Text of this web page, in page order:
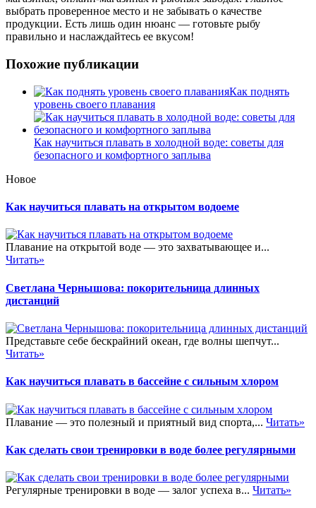
выбрать проверенное место и не забывать о качестве
продукции. Есть лишь один нюанс — готовьте рыбу
правильно и наслаждайтесь ее вкусом!
Похожие публикации
Как поднять
уровень своего плавания
Как научиться плавать в холодной воде: советы для
безопасного и комфортного заплыва
Новое
Как научиться плавать на открытом водоеме
Плавание на открытой воде — это захватывающее и...
Читать»
Светлана Чернышова: покорительница длинных
дистанций
Представьте себе бескрайний океан, где волны шепчут...
Читать»
Как научиться плавать в бассейне с сильным хлором
Плавание — это полезный и приятный вид спорта,... Читать»
Как сделать свои тренировки в воде более регулярными
Регулярные тренировки в воде — залог успеха в... Читать»